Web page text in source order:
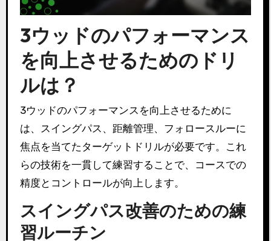
3ウッドのパフォーマンス
を向上させるためのドリ
ルは？
3ウッドのパフォーマンスを向上させるために
は、スイングパス、距離管理、フォロースルーに
焦点を当てたターゲットドリルが必要です。これ
らの技術を一貫して練習することで、コースでの
精度とコントロールが向上します。
スイングパス改善のための練
習ルーチン